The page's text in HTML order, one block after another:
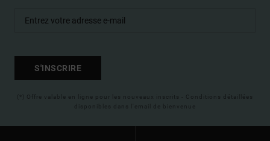
S'INSCRIRE
(*) Offre valable en ligne pour les nouveaux inscrits - Conditions détaillées
disponibles dans l'email de bienvenue